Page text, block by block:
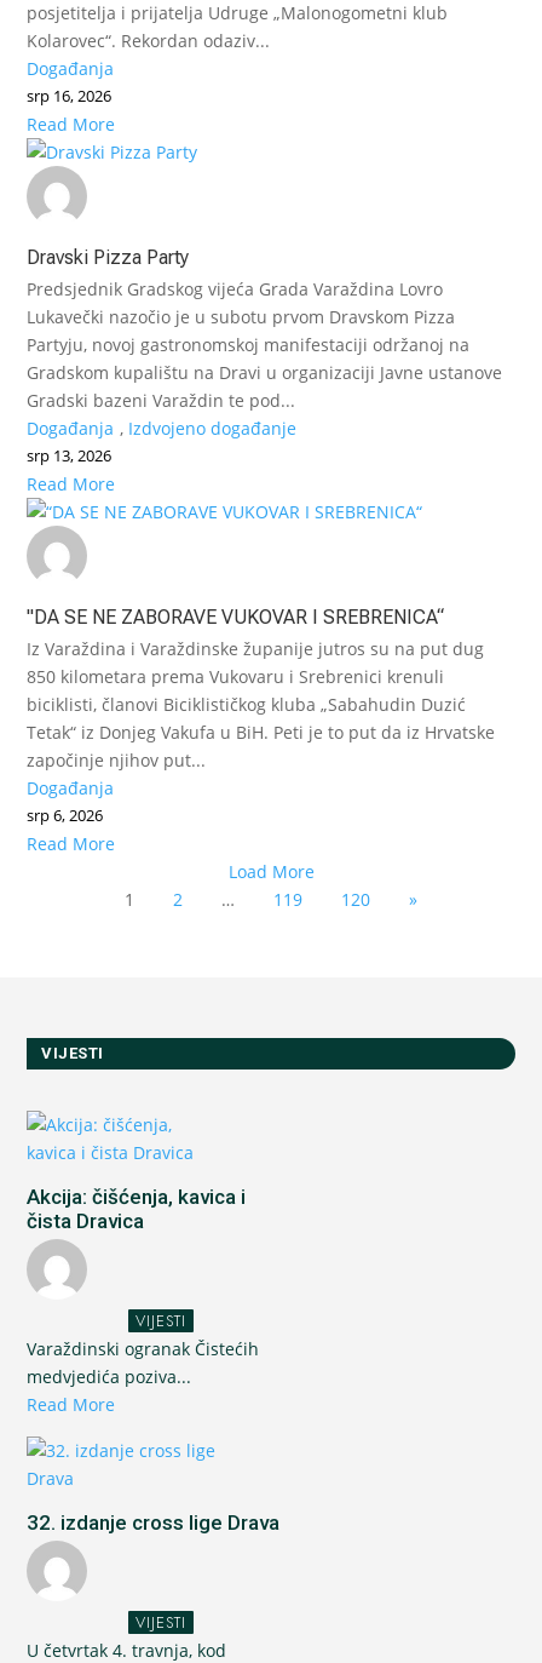
posjetitelja i prijatelja Udruge „Malonogometni klub
Kolarovec“. Rekordan odaziv...
Događanja
srp 16, 2026
Read More
Dravski Pizza Party
Predsjednik Gradskog vijeća Grada Varaždina Lovro
Lukavečki nazočio je u subotu prvom Dravskom Pizza
Partyju, novoj gastronomskoj manifestaciji održanoj na
Gradskom kupalištu na Dravi u organizaciji Javne ustanove
Gradski bazeni Varaždin te pod...
Događanja , Izdvojeno događanje
srp 13, 2026
Read More
"DA SE NE ZABORAVE VUKOVAR I SREBRENICA“
Iz Varaždina i Varaždinske županije jutros su na put dug
850 kilometara prema Vukovaru i Srebrenici krenuli
biciklisti, članovi Biciklističkog kluba „Sabahudin Duzić
Tetak“ iz Donjeg Vakufa u BiH. Peti je to put da iz Hrvatske
započinje njihov put...
Događanja
srp 6, 2026
Read More
Load More
1
2 … 119 120 »
VIJESTI
Akcija: čišćenja, kavica i
čista Dravica
VIJESTI
Varaždinski ogranak Čistećih
medvjedića poziva...
Read More
32. izdanje cross lige Drava
VIJESTI
U četvrtak 4. travnja, kod